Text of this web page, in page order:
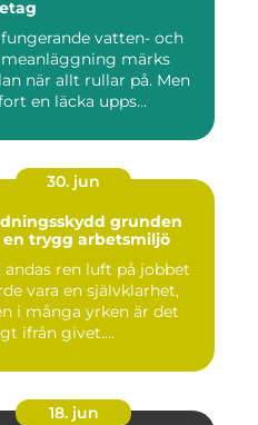
fungerande vatten- och
märks
när allt rullar på. Men
en läcka upps...
30. jun
grunden
en trygg arbetsmiljö
ren luft på jobbet
vara en självklarhet,
i många yrken är det
ifrån givet....
18. jun